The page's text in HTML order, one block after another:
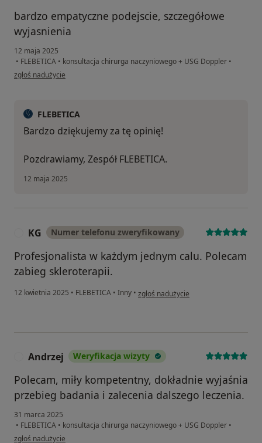
bardzo empatyczne podejscie, szczegółowe
wyjasnienia
12 maja 2025
• FLEBETICA • konsultacja chirurga naczyniowego + USG Doppler •
w opinii użytkownika maciej
zgłoś nadużycie
FLEBETICA
Bardzo dziękujemy za tę opinię!
Pozdrawiamy, Zespół FLEBETICA.
12 maja 2025
KG Numer telefonu zweryfikowany
Profesjonalista w każdym jednym calu. Polecam
zabieg skleroterapii.
12 kwietnia 2025 • FLEBETICA • Inny • w opinii użytkownika KG
zgłoś nadużycie
Andrzej Weryfikacja wizyty
Polecam, miły kompetentny, dokładnie wyjaśnia
przebieg badania i zalecenia dalszego leczenia.
31 marca 2025
• FLEBETICA • konsultacja chirurga naczyniowego + USG Doppler •
w opinii użytkownika Andrzej
zgłoś nadużycie